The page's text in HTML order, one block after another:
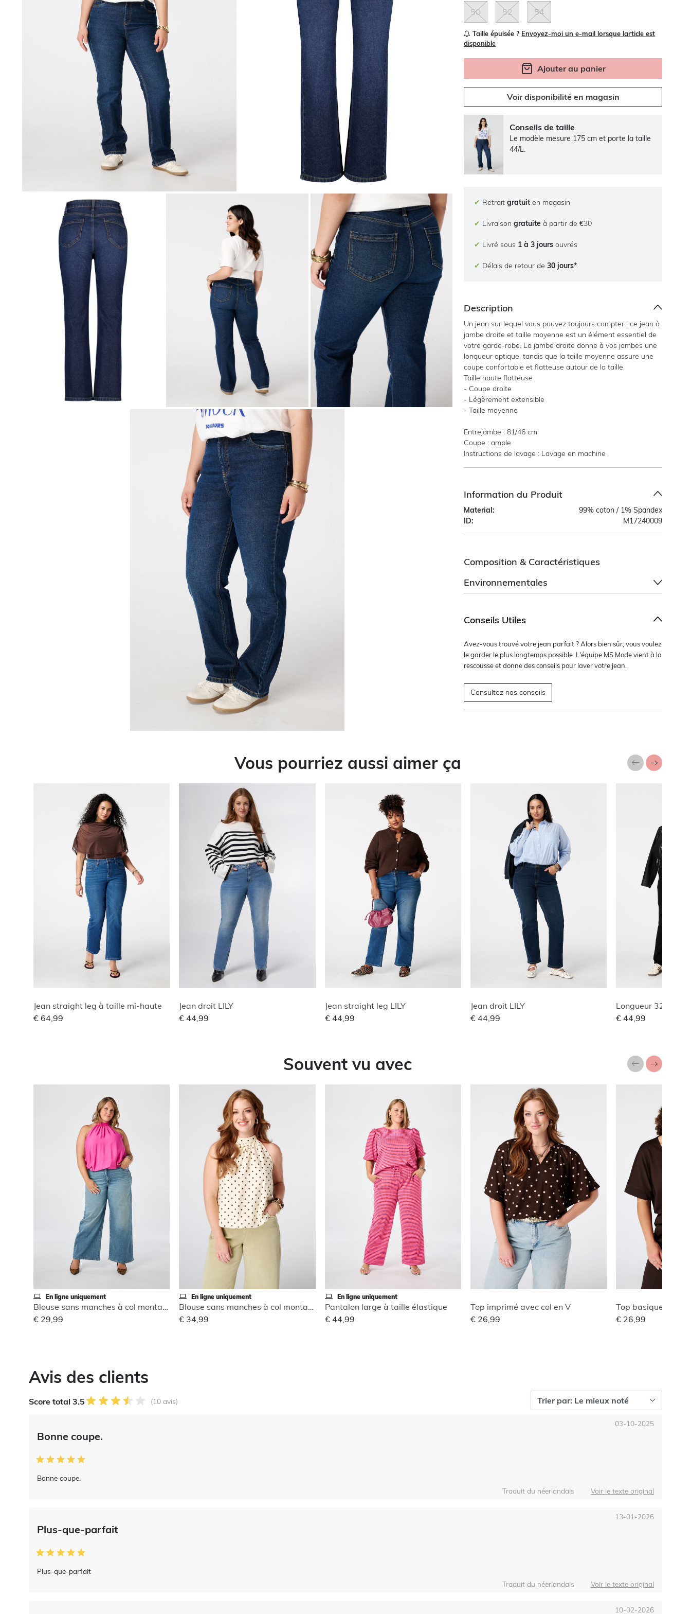
50 52 54
Taille épuisée ? Envoyez-moi un e-mail lorsque larticle est
disponible
Ajouter au panier
Voir disponibilité en magasin
Conseils de taille
Le modèle mesure 175 cm et porte la taille
44/L.
✔ Retraitgratuit en magasin
✔ Livraisongratuite à partir de €30
✔ Livré sous 1 à 3 jours ouvrés
✔ Délais de retour de30 jours*
Description
Un jean sur lequel vous pouvez toujours compter : ce jean à
jambe droite et taille moyenne est un élément essentiel de
votre garde-robe. La jambe droite donne à vos jambes une
longueur optique, tandis que la taille moyenne assure une
coupe confortable et flatteuse autour de la taille.
Taille haute flatteuse
- Coupe droite
- Légèrement extensible
- Taille moyenne
Entrejambe : 81/46 cm
Coupe : ample
Instructions de lavage : Lavage en machine
Information du Produit
Material:
99% coton / 1% Spandex
ID:
M17240009
Composition & Caractéristiques
Environnementales
Conseils Utiles
Avez-vous trouvé votre jean parfait ? Alors bien sûr, vous voulez
le garder le plus longtemps possible. L'équipe MS Mode vient à la
rescousse et donne des conseils pour laver votre jean.
Consultez nos conseils
Vous pourriez aussi aimer ça
Jean straight leg à taille mi-haute
€ 64,99
Jean droit LILY
€ 44,99
Jean straight leg LILY
€ 44,99
Jean droit LILY
€ 44,99
Longueur 32 |
€ 44,99
Souvent vu avec
En ligne uniquement
Blouse sans manches à col montant
€ 29,99
En ligne uniquement
Blouse sans manches à col montant
€ 34,99
En ligne uniquement
Pantalon large à taille élastique
€ 44,99
Top imprimé avec col en V
€ 26,99
Top basique à
€ 26,99
Avis des clients
Score total 3.5 (10 avis)
Bonne coupe.
Bonne coupe.
03-10-2025
Traduit du néerlandais Voir le texte original
Plus-que-parfait
Plus-que-parfait
13-01-2026
Traduit du néerlandais Voir le texte original
10-02-2026